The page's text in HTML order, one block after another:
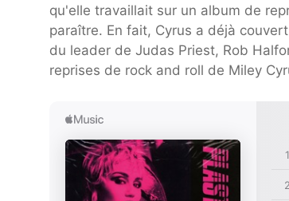
qu'elle travaillait sur un album de
paraître. En fait, Cyrus a déjà
du leader de Judas Priest, Rob
reprises de rock and roll de Miley